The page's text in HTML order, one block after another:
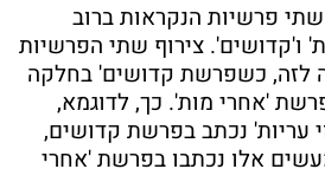
פרשיות הנקראות ברוב
ו'קדושים'. צירוף שתי הפרשיות
לזה, כשפרשת קדושים' בחלקה
'אחרי מות'. כך, לדוגמא,
עריות' נכתב בפרשת קדושים,
אלו נכתבו בפרשת 'אחרי